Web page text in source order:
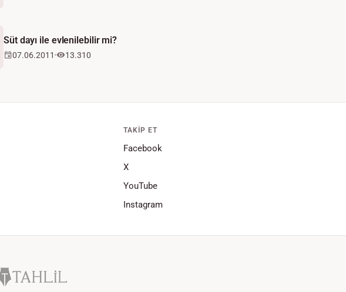
Süt dayı ile evlenilebilir mi?
07.06.2011 13.310
TAKIP ET
Facebook
X
YouTube
Instagram